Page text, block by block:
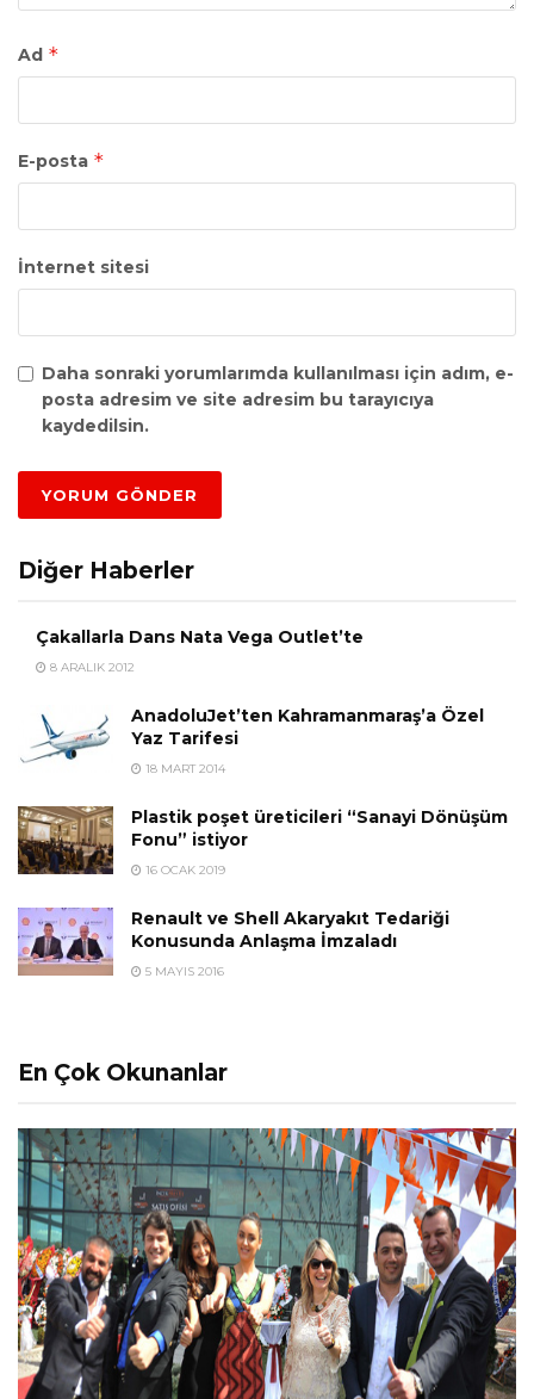
Ad *
E-posta *
İnternet sitesi
Daha sonraki yorumlarımda kullanılması için adım, e-
posta adresim ve site adresim bu tarayıcıya
kaydedilsin.
Diğer Haberler
Çakallarla Dans Nata Vega Outlet’te
8 ARALIK 2012
AnadoluJet’ten Kahramanmaraş’a Özel
Yaz Tarifesi
18 MART 2014
Plastik poşet üreticileri “Sanayi Dönüşüm
Fonu” istiyor
16 OCAK 2019
Renault ve Shell Akaryakıt Tedariği
Konusunda Anlaşma İmzaladı
5 MAYIS 2016
En Çok Okunanlar